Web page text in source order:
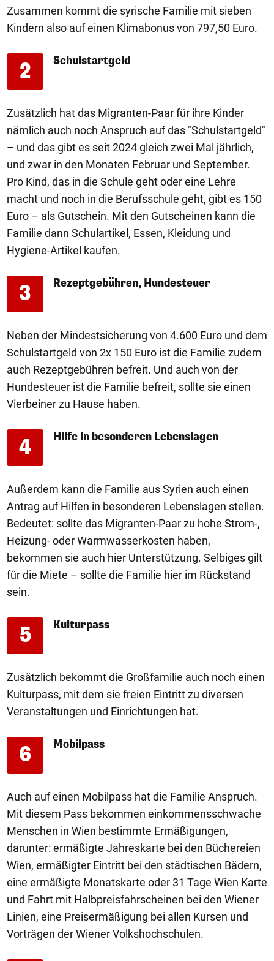
Zusammen kommt die syrische Familie mit sieben
Kindern also auf einen Klimabonus von 797,50 Euro.
2 Schulstartgeld
Zusätzlich hat das Migranten-Paar für ihre Kinder
nämlich auch noch Anspruch auf das "Schulstartgeld"
– und das gibt es seit 2024 gleich zwei Mal jährlich,
und zwar in den Monaten Februar und September.
Pro Kind, das in die Schule geht oder eine Lehre
macht und noch in die Berufsschule geht, gibt es 150
Euro – als Gutschein. Mit den Gutscheinen kann die
Familie dann Schulartikel, Essen, Kleidung und
Hygiene-Artikel kaufen.
3 Rezeptgebühren, Hundesteuer
Neben der Mindestsicherung von 4.600 Euro und dem
Schulstartgeld von 2x 150 Euro ist die Familie zudem
auch Rezeptgebühren befreit. Und auch von der
Hundesteuer ist die Familie befreit, sollte sie einen
Vierbeiner zu Hause haben.
4 Hilfe in besonderen Lebenslagen
Außerdem kann die Familie aus Syrien auch einen
Antrag auf Hilfen in besonderen Lebenslagen stellen.
Bedeutet: sollte das Migranten-Paar zu hohe Strom-,
Heizung- oder Warmwasserkosten haben,
bekommen sie auch hier Unterstützung. Selbiges gilt
für die Miete – sollte die Familie hier im Rückstand
sein.
5 Kulturpass
Zusätzlich bekommt die Großfamilie auch noch einen
Kulturpass, mit dem sie freien Eintritt zu diversen
Veranstaltungen und Einrichtungen hat.
6 Mobilpass
Auch auf einen Mobilpass hat die Familie Anspruch.
Mit diesem Pass bekommen einkommensschwache
Menschen in Wien bestimmte Ermäßigungen,
darunter: ermäßigte Jahreskarte bei den Büchereien
Wien, ermäßigter Eintritt bei den städtischen Bädern,
eine ermäßigte Monatskarte oder 31 Tage Wien Karte
und Fahrt mit Halbpreisfahrscheinen bei den Wiener
Linien, eine Preisermäßigung bei allen Kursen und
Vorträgen der Wiener Volkshochschulen.